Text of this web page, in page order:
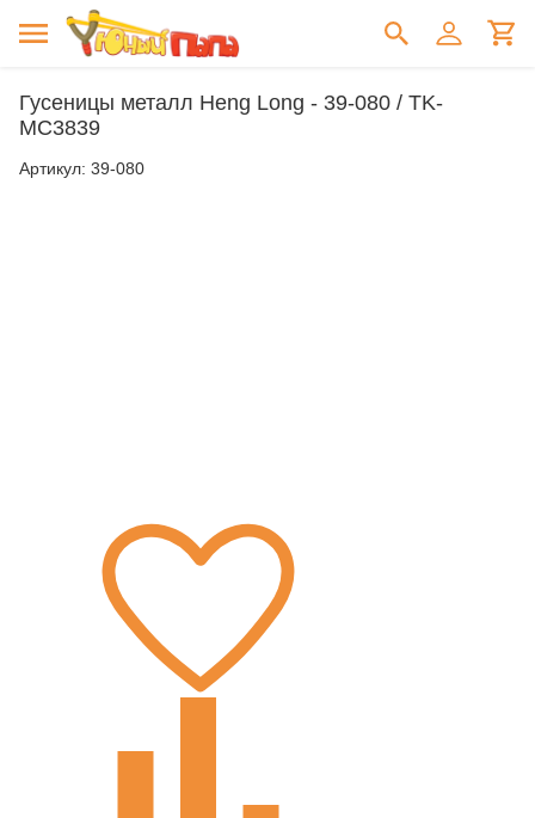
Гусеницы металл Heng Long - 39-080 / TK-
MC3839
Артикул: 39-080